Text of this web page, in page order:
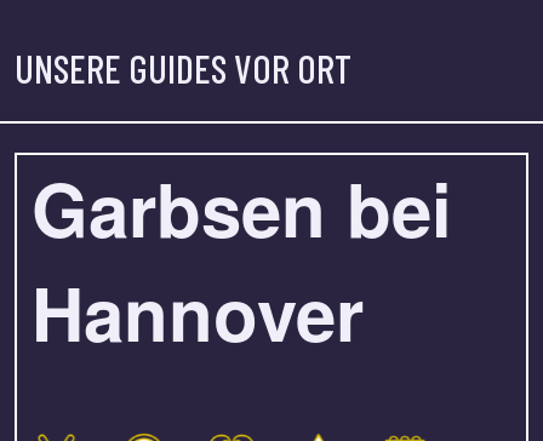
UNSERE GUIDES VOR ORT
Garbsen bei
Hannover